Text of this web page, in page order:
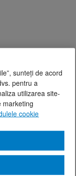
sunteți de acord
pentru a
utilizarea site-
marketing
cookie